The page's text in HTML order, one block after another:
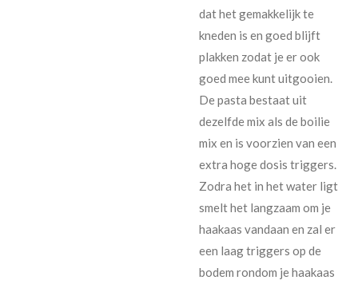
dat het gemakkelijk te
kneden is en goed blijft
plakken zodat je er ook
goed mee kunt uitgooien.
De pasta bestaat uit
dezelfde mix als de boilie
mix en is voorzien van een
extra hoge dosis triggers.
Zodra het in het water ligt
smelt het langzaam om je
haakaas vandaan en zal er
een laag triggers op de
bodem rondom je haakaas